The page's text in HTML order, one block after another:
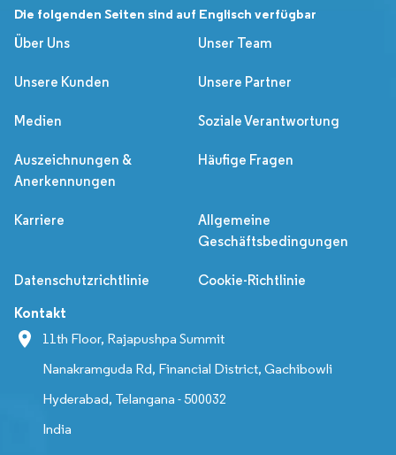
Die folgenden Seiten sind auf Englisch verfügbar
Über Uns
Unser Team
Unsere Kunden Unsere Partner
Medien Soziale Verantwortung
Auszeichnungen &
Anerkennungen
Häufige Fragen
Karriere
Allgemeine
Geschäftsbedingungen
Datenschutzrichtlinie Cookie-Richtlinie
Kontakt
11th Floor, Rajapushpa Summit
Nanakramguda Rd, Financial District, Gachibowli
Hyderabad, Telangana - 500032
India